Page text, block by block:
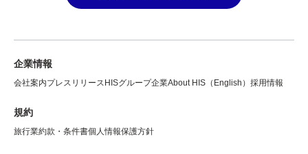
企業情報
会社案内プレスリリース HISグループ企業About HIS（English） 採用情報
規約
旅行業約款・条件書個人情報保護方針